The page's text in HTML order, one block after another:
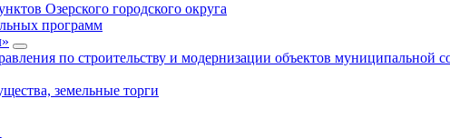
Озерского городского округа
программ
по строительству и модернизации объектов муниципальной
земельные торги